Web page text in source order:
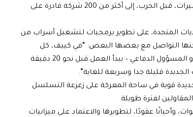
وتقول كييف إنها انتقلت من 6 شركات فقط لصناعة المسيرات، قبل الحرب، إلى أكثر من 200 شركة قادرة على
المتحدة، على تطوير برمجيات لتشغيل أسراب من
التواصل مع بعضها البعض: “في كييف، كل
شخص يحتاج إلى رؤيته – من صانع الهوائيات إلى المبرمج أو المسؤول الدفاعي – يبدأ العمل قبل نحو 20 دقيقة
قليلة جدا وسريعة للغاية”.
قوية في ساحة المعركة على زعزعة التسلسل
لفترة طويلة.
عقودًا، لتطويرها والاعتماد على ميزانيات